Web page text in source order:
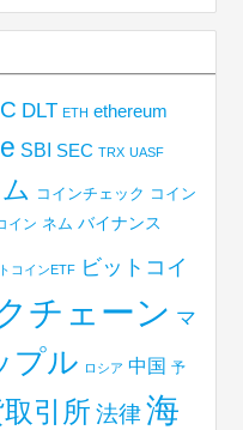
DLT ETH ethereum
SBI SEC TRX UASF
コインチェック コイン
イン ネム バイナンス
コインETF ビットコイ
チェーン マ
プル ロシア 中国 予
引所 法律 海